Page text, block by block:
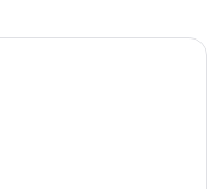
premium, selimut bulu